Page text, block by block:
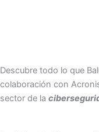
Descubre todo lo que
colaboración con
sector de la